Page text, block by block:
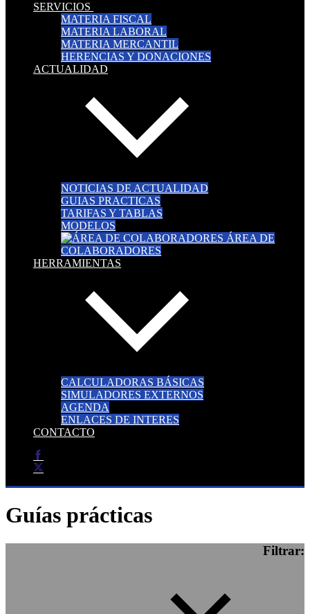
SERVICIOS
MATERIA FISCAL
MATERIA LABORAL
MATERIA MERCANTIL
HERENCIAS Y DONACIONES
ACTUALIDAD
NOTICIAS DE ACTUALIDAD
GUIAS PRACTICAS
TARIFAS Y TABLAS
MODELOS
ÁREA DE
COLABORADORES
HERRAMIENTAS
CALCULADORAS BÁSICAS
SIMULADORES EXTERNOS
AGENDA
ENLACES DE INTERES
CONTACTO
Guías prácticas
Filtrar: